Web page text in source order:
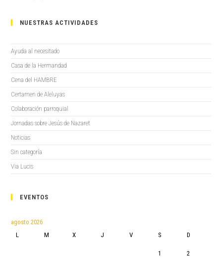
NUESTRAS ACTIVIDADES
Ayuda al necesitado
Casa de la Hermandad
Cena del HAMBRE
Certamen de Aleluyas
Colaboración parroquial
Jornadas sobre Jesús de Nazaret
Noticias
Sin categoría
Via Lucis
EVENTOS
agosto 2026
L
M X J V S D
1 2